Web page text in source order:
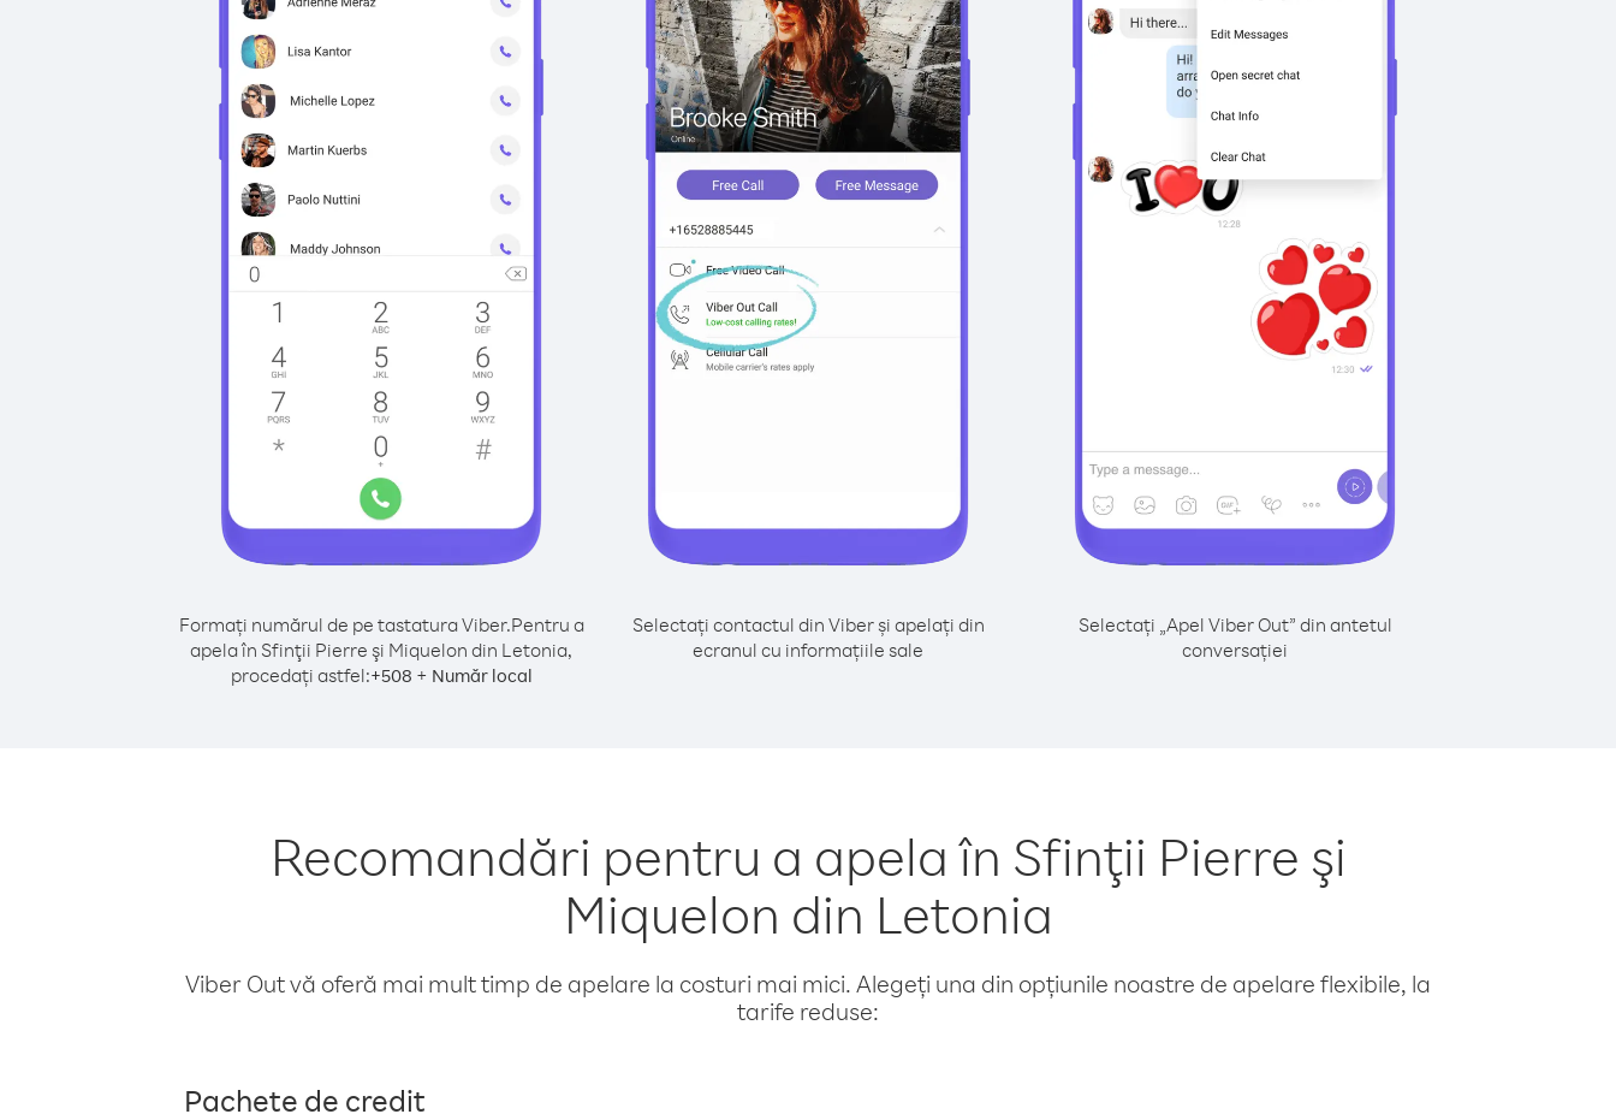
Formați numărul de pe tastatura Viber.Pentru a
apela în Sfinţii Pierre şi Miquelon din Letonia,
procedați astfel:+508 + Număr local
Selectați contactul din Viber și apelați din
ecranul cu informațiile sale
Selectați „Apel Viber Out” din antetul
conversației
Recomandări pentru a apela în Sfinţii Pierre şi
Miquelon din Letonia
Viber Out vă oferă mai mult timp de apelare la costuri mai mici. Alegeți una din opțiunile noastre de apelare flexibile, la
tarife reduse:
Pachete de credit